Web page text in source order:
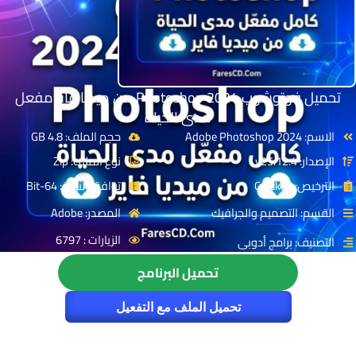
تحميل فوتوشوب 2024 Photoshop من ميديا فاير مفعل
مدى الحياة
الاسم: Adobe Photoshop 2024
الإصدار: v25.12.4
الترخيص: Cracked
القسم: التصميم والجرافيك
التصنيف: برامج أدوبى
حجم الملف: 4.8 GB
نوع الملف: Zip
توافق النواة: 64-Bit
المصدر: Adobe‏
الزيارات : 6797
تحميل البرنامج
تحميل الملف مع التفعيل